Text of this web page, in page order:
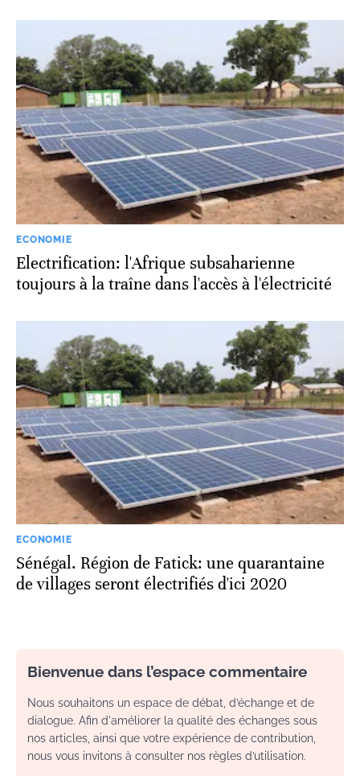
ECONOMIE
Electrification: l'Afrique subsaharienne
toujours à la traîne dans l'accès à l'électricité
ECONOMIE
Sénégal. Région de Fatick: une quarantaine
de villages seront électrifiés d'ici 2020
Bienvenue dans l’espace commentaire
Nous souhaitons un espace de débat, d’échange et de
dialogue. Afin d'améliorer la qualité des échanges sous
nos articles, ainsi que votre expérience de contribution,
nous vous invitons à consulter nos règles d’utilisation.